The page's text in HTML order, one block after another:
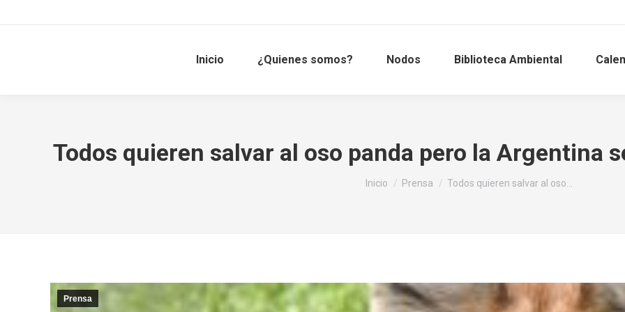
Inicio ¿Quienes somos? Nodos Biblioteca Ambiental
Todos quieren salvar al oso panda pero la Argentina
Estás aquí:
Inicio Prensa Todos quieren salvar al oso…
Prensa